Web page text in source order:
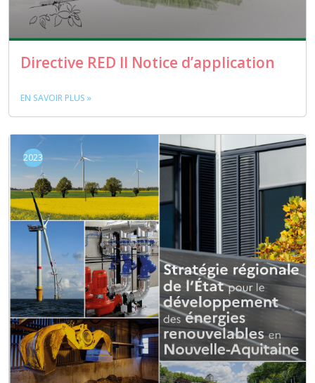
Directive RED II Notice d’application
EN SAVOIR PLUS »
2023